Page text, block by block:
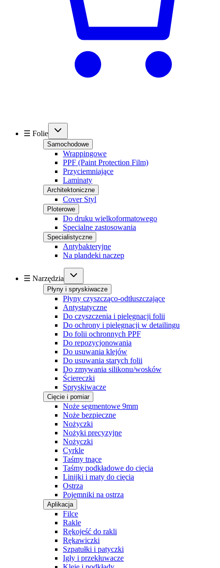
☰ Folie
Samochodowe
Wrappingowe
PPF (Paint Protection Film)
Przyciemniające
Laminaty
Architektoniczne
Cover Styl
Ploterowe
Do druku wielkoformatowego
Specialne zastosowania
Specialistyczne
Antybakteryjne
Na plandeki naczep
☰ Narzędzia
Płyny i spryskiwacze
Płyny czyszcząco-odtłuszczające
Antystatyczne
Do czyszczenia i pielęgnacji folii
Do ochrony i pielęgnacji w detailingu
Do folii ochronnych PPF
Do repozycjonowania
Do usuwania klejów
Do usuwania starych folii
Do zmywania silikonu/wosków
Ściereczki
Spryskiwacze
Cięcie i pomiar
Noże segmentowe 9mm
Noże bezpieczne
Nożyczki
Nożyki precyzyjne
Nożyczki
Cyrkle
Taśmy tnące
Taśmy podkładowe do cięcia
Linijki i maty do cięcia
Ostrza
Pojemniki na ostrza
Aplikacja
Filce
Rakle
Rękojeść do rakli
Rękawiczki
Szpatułki i patyczki
Igły i przekłuwacze